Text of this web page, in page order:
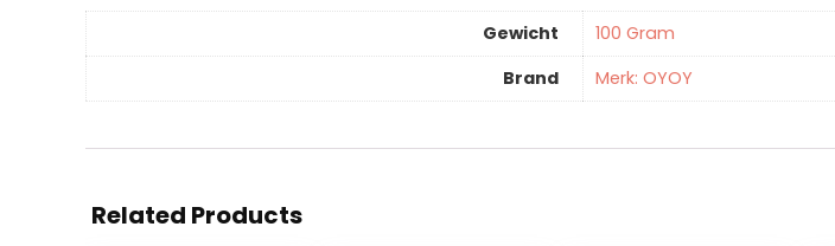
Gewicht
‎100 Gram
Brand
Merk: OYOY
Related Products